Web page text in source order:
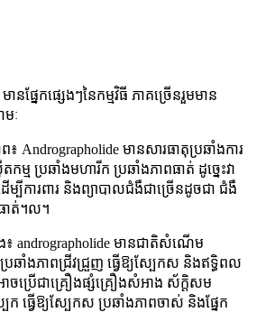
នផ្នែកផ្សេងៗនៃកម្មវិធី ភាគច្រើនរួមមាន
មៈ
៖ Andrographolide មានសារធាតុប្រឆាំងការ
ម្ម ប្រឆាំងមហារីក ប្រឆាំងភាពធាត់ ដូច្នេះវា
ើម្បីការពារ និងព្យាបាលជំងឺជាច្រើនដូចជា ជំងឺ
ាត់។ល។
៖ andrographolide មានជាតិសំណើម
ឆាំងភាពជ្រីវជ្រួញ ធ្វើឱ្យស្បែកស និងឥទ្ធិពល
អាចប្រើជាគ្រឿងផ្សំគ្រឿងសំអាង ស័ក្តិសម
ែក ធ្វើឱ្យស្បែកស ប្រឆាំងភាពចាស់ និងផ្នែក